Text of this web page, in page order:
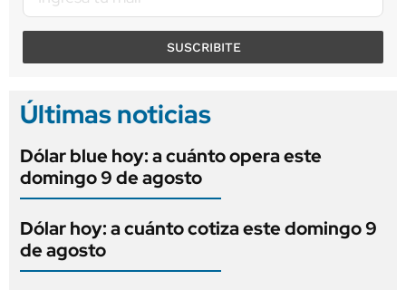
SUSCRIBITE
Últimas noticias
Dólar blue hoy: a cuánto opera este
domingo 9 de agosto
Dólar hoy: a cuánto cotiza este domingo 9
de agosto